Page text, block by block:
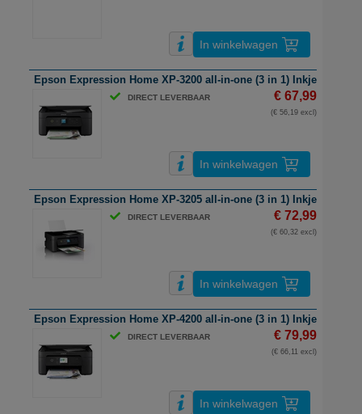
In winkelwagen
Epson Expression Home XP-3200 all-in-one (3 in 1) Inkjetprinter
DIRECT LEVERBAAR € 67,99
(€ 56,19 excl)
In winkelwagen
Epson Expression Home XP-3205 all-in-one (3 in 1) Inkjetprinter
DIRECT LEVERBAAR € 72,99
(€ 60,32 excl)
In winkelwagen
Epson Expression Home XP-4200 all-in-one (3 in 1) Inkjetprinter
DIRECT LEVERBAAR € 79,99
(€ 66,11 excl)
In winkelwagen